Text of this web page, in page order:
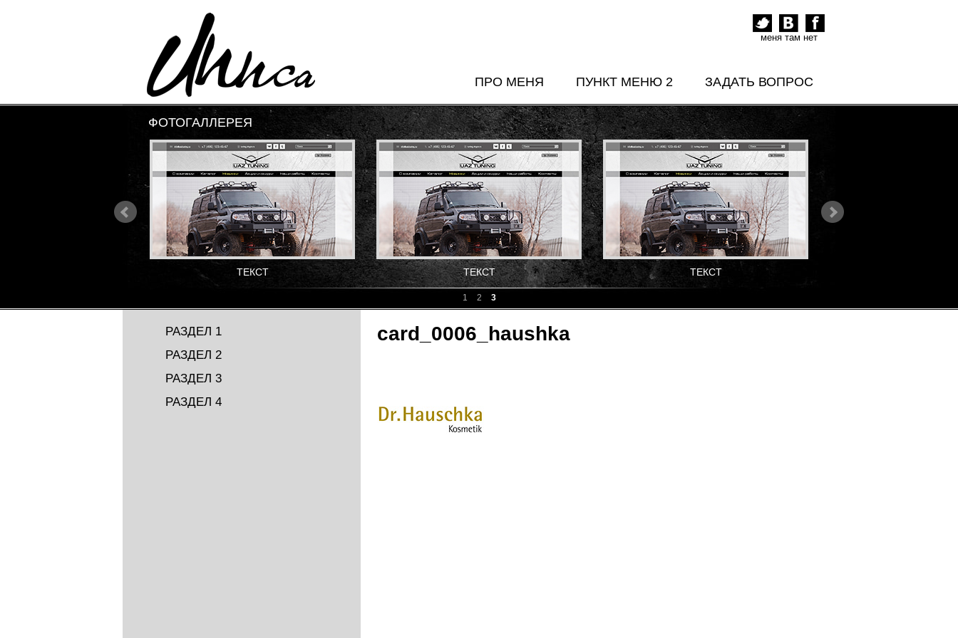
меня там нет
ПРО МЕНЯ ПУНКТ МЕНЮ 2 ЗАДАТЬ ВОПРОС
ФОТОГАЛЛЕРЕЯ
ТЕКСТ ТЕКСТ ТЕКСТ
1 2 3
card_0006_haushka
РАЗДЕЛ 1
РАЗДЕЛ 2
РАЗДЕЛ 3
РАЗДЕЛ 4